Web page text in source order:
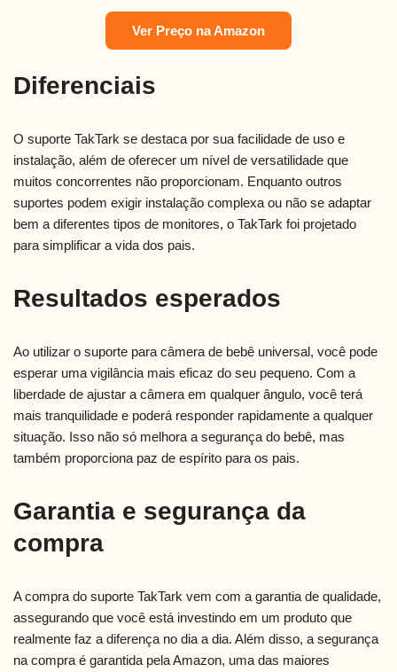
Ver Preço na Amazon
Diferenciais
O suporte TakTark se destaca por sua facilidade de uso e
instalação, além de oferecer um nível de versatilidade que
muitos concorrentes não proporcionam. Enquanto outros
suportes podem exigir instalação complexa ou não se adaptar
bem a diferentes tipos de monitores, o TakTark foi projetado
para simplificar a vida dos pais.
Resultados esperados
Ao utilizar o suporte para câmera de bebê universal, você pode
esperar uma vigilância mais eficaz do seu pequeno. Com a
liberdade de ajustar a câmera em qualquer ângulo, você terá
mais tranquilidade e poderá responder rapidamente a qualquer
situação. Isso não só melhora a segurança do bebê, mas
também proporciona paz de espírito para os pais.
Garantia e segurança da
compra
A compra do suporte TakTark vem com a garantia de qualidade,
assegurando que você está investindo em um produto que
realmente faz a diferença no dia a dia. Além disso, a segurança
na compra é garantida pela Amazon, uma das maiores